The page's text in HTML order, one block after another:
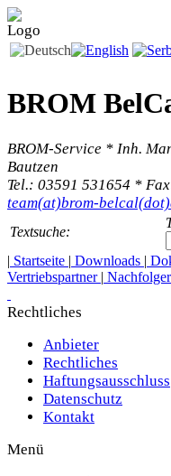
BROM
BROM-Service * Inh.
Bautzen
Tel.: 03591 531654 *
team(at)brom-
Textsuche:
| Startseite | Downloads |
Vertriebspartner |
Rechtliches
Anbieter
Rechtliches
Haftungsausschluss
Datenschutz
Kontakt
Menü